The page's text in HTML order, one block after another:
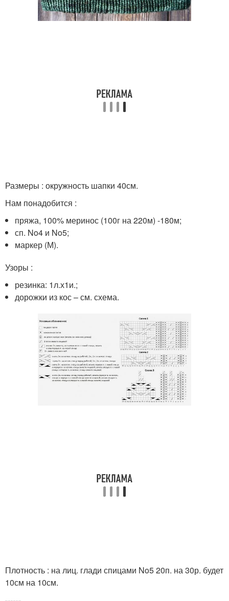
Размеры : окружность шапки 40см.
Нам понадобится :
пряжа, 100% меринос (100г на 220м) -180м;
сп. No4 и No5;
маркер (М).
Узоры :
резинка: 1л.х1и.;
дорожки из кос – см. схема.
Плотность : на лиц. глади спицами No5 20п. на 30р. будет
10см на 10см.